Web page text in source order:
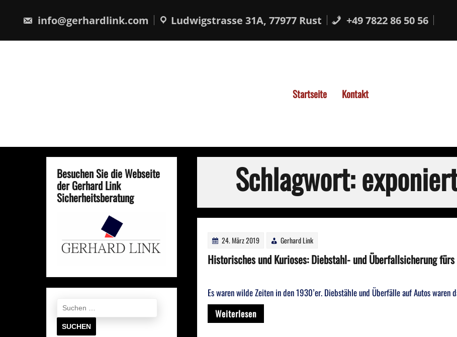
info@gerhardlink.com Ludwigstrasse 31A, 77977 Rust +49 7822 86 50 56
Startseite Kontakt
Schlagwort:
24. März 2019 Gerhard Link
Historisches und Kurioses: Diebstahl- und Überfallsicherung
Es waren wilde Zeiten in den 1930’er. Diebstähle und Überfälle auf Autos
Weiterlesen
Besuchen Sie die Webseite
der Gerhard Link
Sicherheitsberatung
nach: